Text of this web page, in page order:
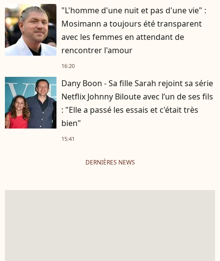
"L'homme d'une nuit et pas d'une vie" :
Mosimann a toujours été transparent
avec les femmes en attendant de
rencontrer l'amour
16:20
Dany Boon - Sa fille Sarah rejoint sa série
Netflix Johnny Biloute avec l’un de ses fils
: "Elle a passé les essais et c'était très
bien"
15:41
DERNIÈRES NEWS